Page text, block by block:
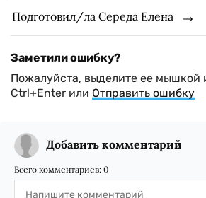
Подготовил/ла Середа Елена
Заметили ошибку?
Пожалуйста, выделите ее мышкой
Ctrl+Enter или Отправить ошибку
Добавить комментарий
Всего комментариев: 0